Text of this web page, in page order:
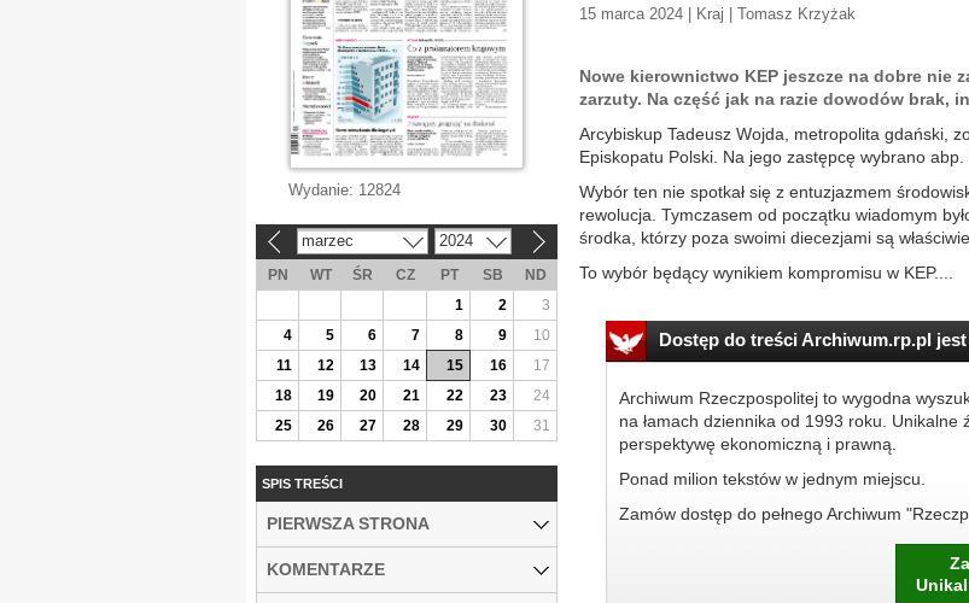
15 marca 2024 | Kraj | Tomasz Krzyżak
Nowe kierownictwo KEP jeszcze na dobre nie
zarzuty. Na część jak na razie dowodów brak,
Arcybiskup Tadeusz Wojda, metropolita gdański,
Episkopatu Polski. Na jego zastępcę wybrano
Wybór ten nie spotkał się z entuzjazmem
rewolucja. Tymczasem od początku wiadomym
środka, którzy poza swoimi diecezjami są
To wybór będący wynikiem kompromisu w KEP....
Dostęp do treści Archiwum.rp.pl jest
Archiwum Rzeczpospolitej to wygodna
na łamach dziennika od 1993 roku. Unikalne
perspektywę ekonomiczną i prawną.
Ponad milion tekstów w jednym miejscu.
Zamów dostęp do pełnego Archiwum
Wydanie: 12824
marzec 2024
PN WT ŚR CZ PT SB
ND
1
2
3
4
5 6 7 8 9
10
11
12 13 14 15 16
17
18
19 20 21 22 23
24
25
26 27 28 29 30 31
SPIS TREŚCI
PIERWSZA STRONA
KOMENTARZE